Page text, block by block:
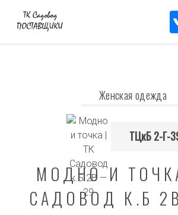
Женская одежда
ТЦкБ 2-Г-
МОДНО И
САДОВОД К.Б